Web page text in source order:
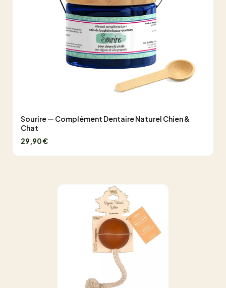
Sourire — Complément Dentaire Naturel Chien &
Chat
29,90 €